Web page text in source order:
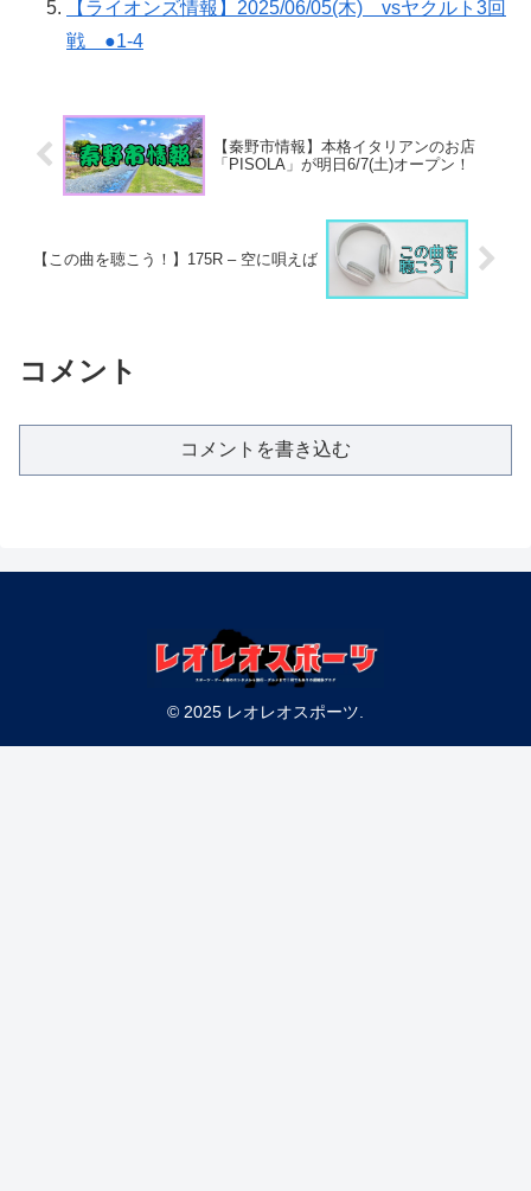
【ライオンズ情報】2025/06/05(木) vsヤクルト3回
戦 ●1-4
【秦野市情報】本格イタリアンのお店
「PISOLA」が明日6/7(土)オープン！
【この曲を聴こう！】175R – 空に唄えば
コメント
コメントを書き込む
© 2025 レオレオスポーツ.